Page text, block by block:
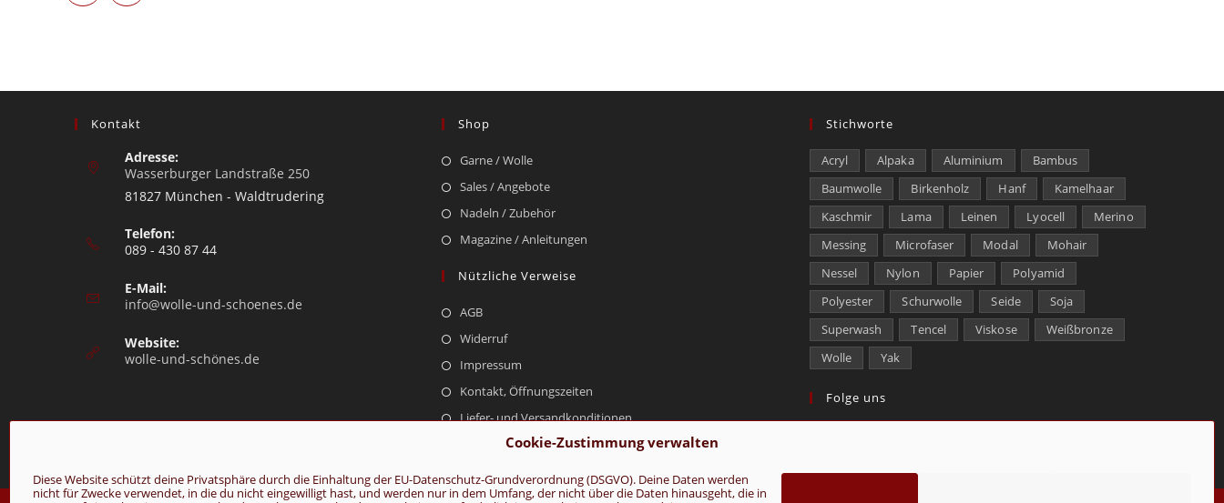
Cookie-Zustimmung verwalten
Diese Website schützt deine Privatsphäre durch die Einhaltung der EU-Datenschutz-Grundverordnung (DSGVO). Deine Daten werden
nicht für Zwecke verwendet, in die du nicht eingewilligt hast, und werden nur in dem Umfang, der nicht über die Daten hinausgeht, die in
Kontakt
Adresse:
Wasserburger Landstraße 250
81827 München - Waldtrudering
Telefon:
089 - 430 87 44
E-Mail:
info@wolle-und-schoenes.de
Website:
wolle-und-schönes.de
Shop
Garne / Wolle
Sales / Angebote
Nadeln / Zubehör
Magazine / Anleitungen
Nützliche Verweise
AGB
Widerruf
Impressum
Kontakt, Öffnungszeiten
Liefer- und Versandkonditionen
Stichworte
Acryl Alpaka Aluminium
Bambus
Baumwolle
Birkenholz Hanf
Kamelhaar
Kaschmir
Lama Leinen Lyocell
Merino
Messing
Microfaser Modal
Mohair
Nessel
Nylon Papier
Polyamid
Polyester
Schurwolle Seide
Soja
Superwash
Tencel Viskose
Weißbronze
Wolle
Yak
Folge uns